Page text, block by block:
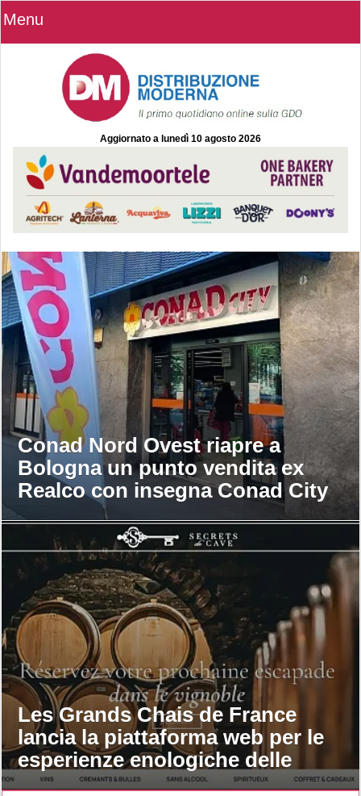
Menu
Aggiornato a lunedì 10 agosto 2026
Conad Nord Ovest riapre a
Bologna un punto vendita ex
Realco con insegna Conad City
Les Grands Chais de France
lancia la piattaforma web per le
esperienze enologiche delle
maison